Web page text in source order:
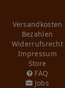
Versandkosten
Bezahlen
Widerrufs­recht
Impressum
Store
FAQ
Jobs